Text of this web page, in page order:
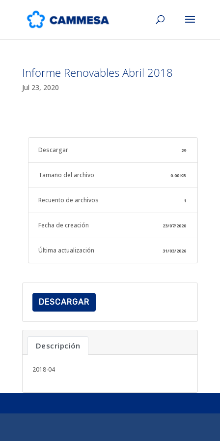
Informe Renovables Abril 2018
Jul 23, 2020
Descargar 29
Tamaño del archivo 0.00 KB
Recuento de archivos 1
Fecha de creación 23/07/2020
Última actualización 31/03/2026
DESCARGAR
Descripción
2018-04